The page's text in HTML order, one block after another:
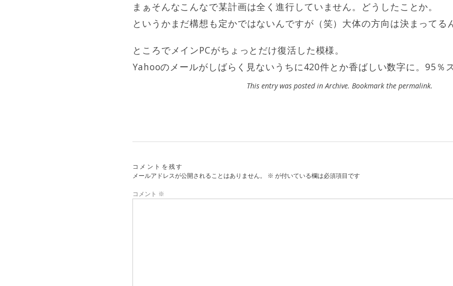
まぁそんなこんなで某計画は全く進行していません。どうしたことか。
というかまだ構想も定かではないんですが（笑）大体の方向は決まってる
ところでメインPCがちょっとだけ復活した模様。
Yahooのメールがしばらく見ないうちに420件とか香ばしい数字に。95％
This entry was posted inArchive. Bookmark the permalink.
コメントを残す
メールアドレスが公開されることはありません。
※ が付いている欄は必須項目です
コメント ※